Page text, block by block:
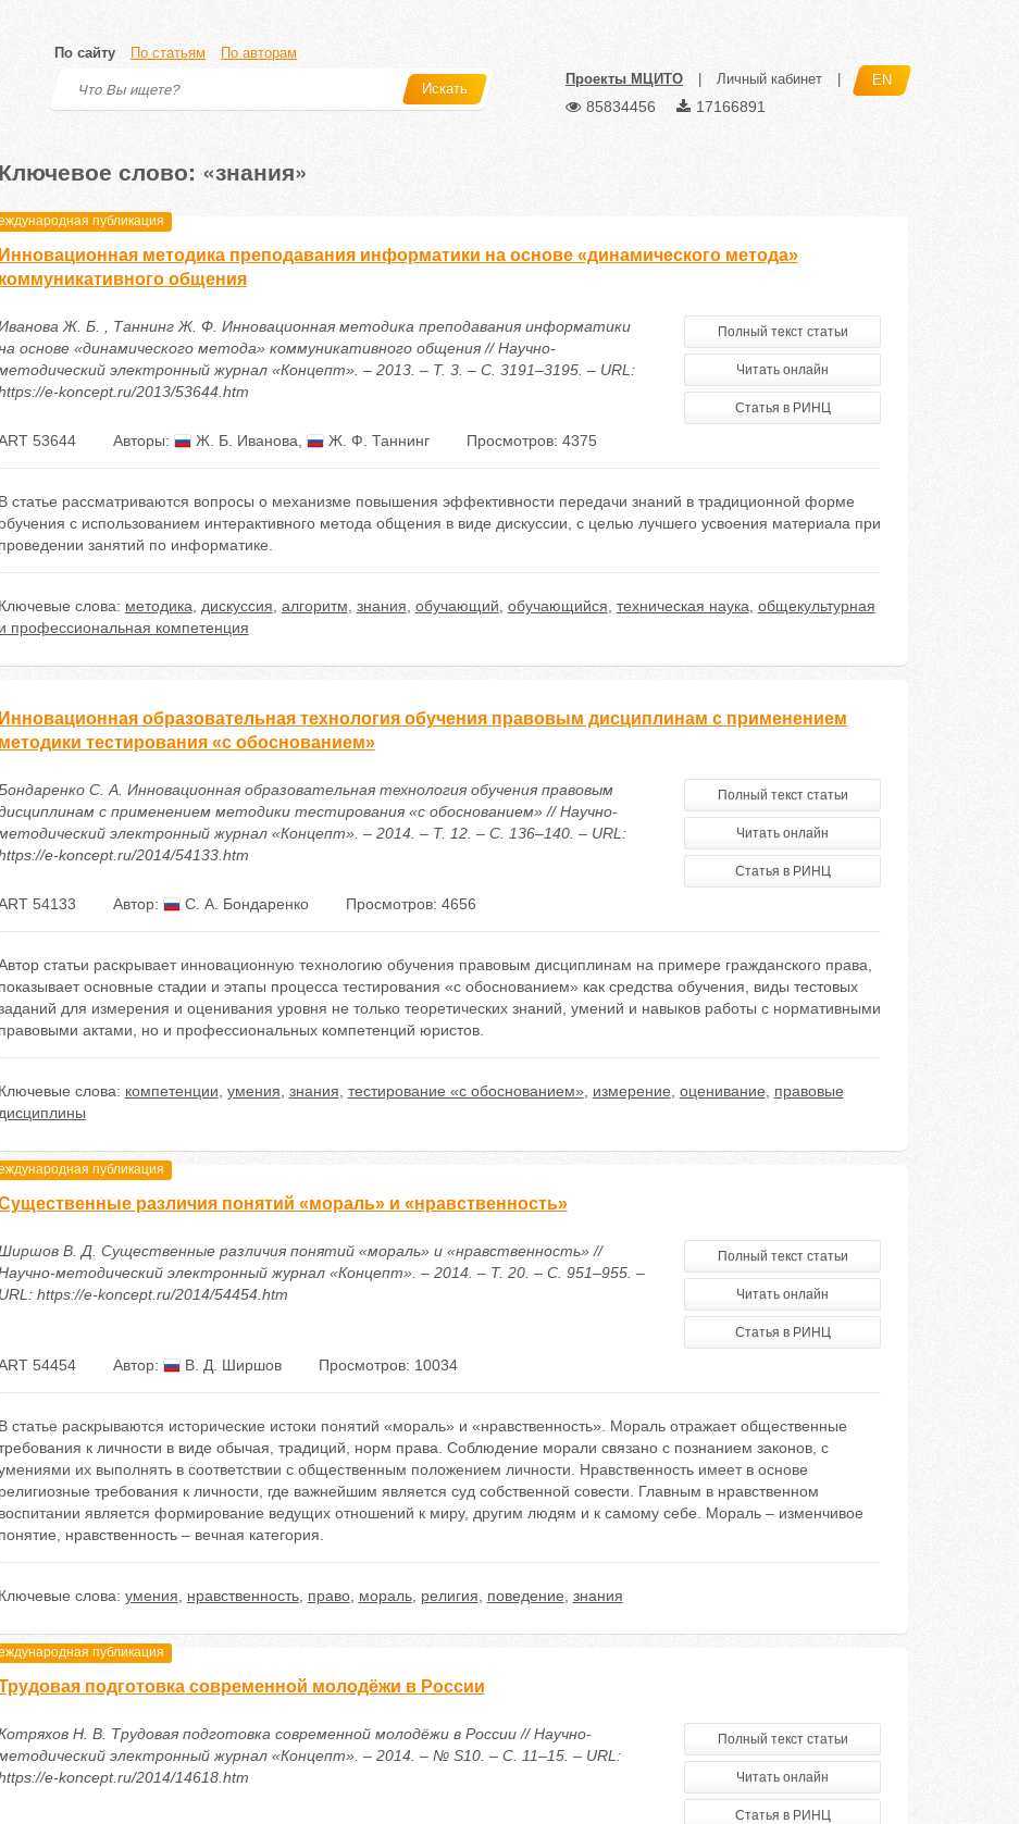
По сайту По статьям По авторам
Искать
Проекты МЦИТО Личный кабинет EN
85834456 17166891
Ключевое слово: «знания»
публикация
Инновационная методика преподавания информатики на основе «динамического метода»
коммуникативного общения
Ж. Б. , Таннинг Ж. Ф. Инновационная методика преподавания информатики
основе «динамического метода» коммуникативного общения // Научно-
электронный журнал «Концепт». – 2013. – Т. 3. – С. 3191–3195. – URL:
e-koncept.ru/2013/53644.htm
Полный текст статьи
Читать онлайн
Статья в РИНЦ
53644 Авторы: Ж. Б. Иванова Ж. Ф. Таннинг Просмотров: 4375
В статье рассматриваются вопросы о механизме повышения эффективности передачи знаний в традиционной форме
с использованием интерактивного метода общения в виде дискуссии, с целью лучшего усвоения материала при
проведении занятий по информатике.
Ключевые слова: методика дискуссия алгоритм знания обучающий обучающийся техническая наука общекультурная
и профессиональная компетенция
Инновационная образовательная технология обучения правовым дисциплинам с применением
методики тестирования «с обоснованием»
С. А. Инновационная образовательная технология обучения правовым
с применением методики тестирования «с обоснованием» // Научно-
электронный журнал «Концепт». – 2014. – Т. 12. – С. 136–140. – URL:
e-koncept.ru/2014/54133.htm
Полный текст статьи
Читать онлайн
Статья в РИНЦ
54133 Автор: С. А. Бондаренко Просмотров: 4656
статьи раскрывает инновационную технологию обучения правовым дисциплинам на примере гражданского права,
показывает основные стадии и этапы процесса тестирования «с обоснованием» как средства обучения, виды тестовых
для измерения и оценивания уровня не только теоретических знаний, умений и навыков работы с нормативными
правовыми актами, но и профессиональных компетенций юристов.
Ключевые слова: компетенции умения знания тестирование «с обоснованием» измерение оценивание
правовые
дисциплины
публикация
различия понятий «мораль» и «нравственность»
В. Д. Существенные различия понятий «мораль» и «нравственность» //
методический электронный журнал «Концепт». – 2014. – Т. 20. – С. 951–955. –
URL: https://e-koncept.ru/2014/54454.htm
Полный текст статьи
Читать онлайн
Статья в РИНЦ
54454 Автор: В. Д. Ширшов Просмотров: 10034
В статье раскрываются исторические истоки понятий «мораль» и «нравственность». Мораль отражает общественные
к личности в виде обычая, традиций, норм права. Соблюдение морали связано с познанием законов, с
их выполнять в соответствии с общественным положением личности. Нравственность имеет в основе
религиозные требования к личности, где важнейшим является суд собственной совести. Главным в нравственном
воспитании является формирование ведущих отношений к миру, другим людям и к самому себе. Мораль – изменчивое
понятие, нравственность – вечная категория.
Ключевые слова: умения нравственность, право, мораль, религия поведение знания
публикация
подготовка современной молодёжи в России
Н. В. Трудовая подготовка современной молодёжи в России // Научно-
электронный журнал «Концепт». – 2014. – № S10. – С. 11–15. – URL:
e-koncept.ru/2014/14618.htm
Полный текст статьи
Читать онлайн
Статья в РИНЦ